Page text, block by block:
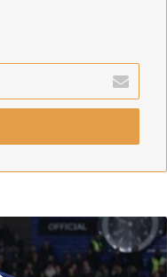
لبنان.. الأجهزة
الدفاع الكويتية:
بريدك
الإلكتروني